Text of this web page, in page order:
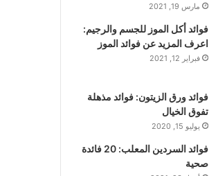
مارس 19, 2021
فوائد أكل الموز للجسم والرجيم:
اعرف المزيد عن فوائد الموز
فبراير 12, 2021
فوائد ورق الزيتون: فوائد مذهلة
تفوق الخيال
يوليو 15, 2020
فوائد السردين المعلب: 20 فائدة
صحية